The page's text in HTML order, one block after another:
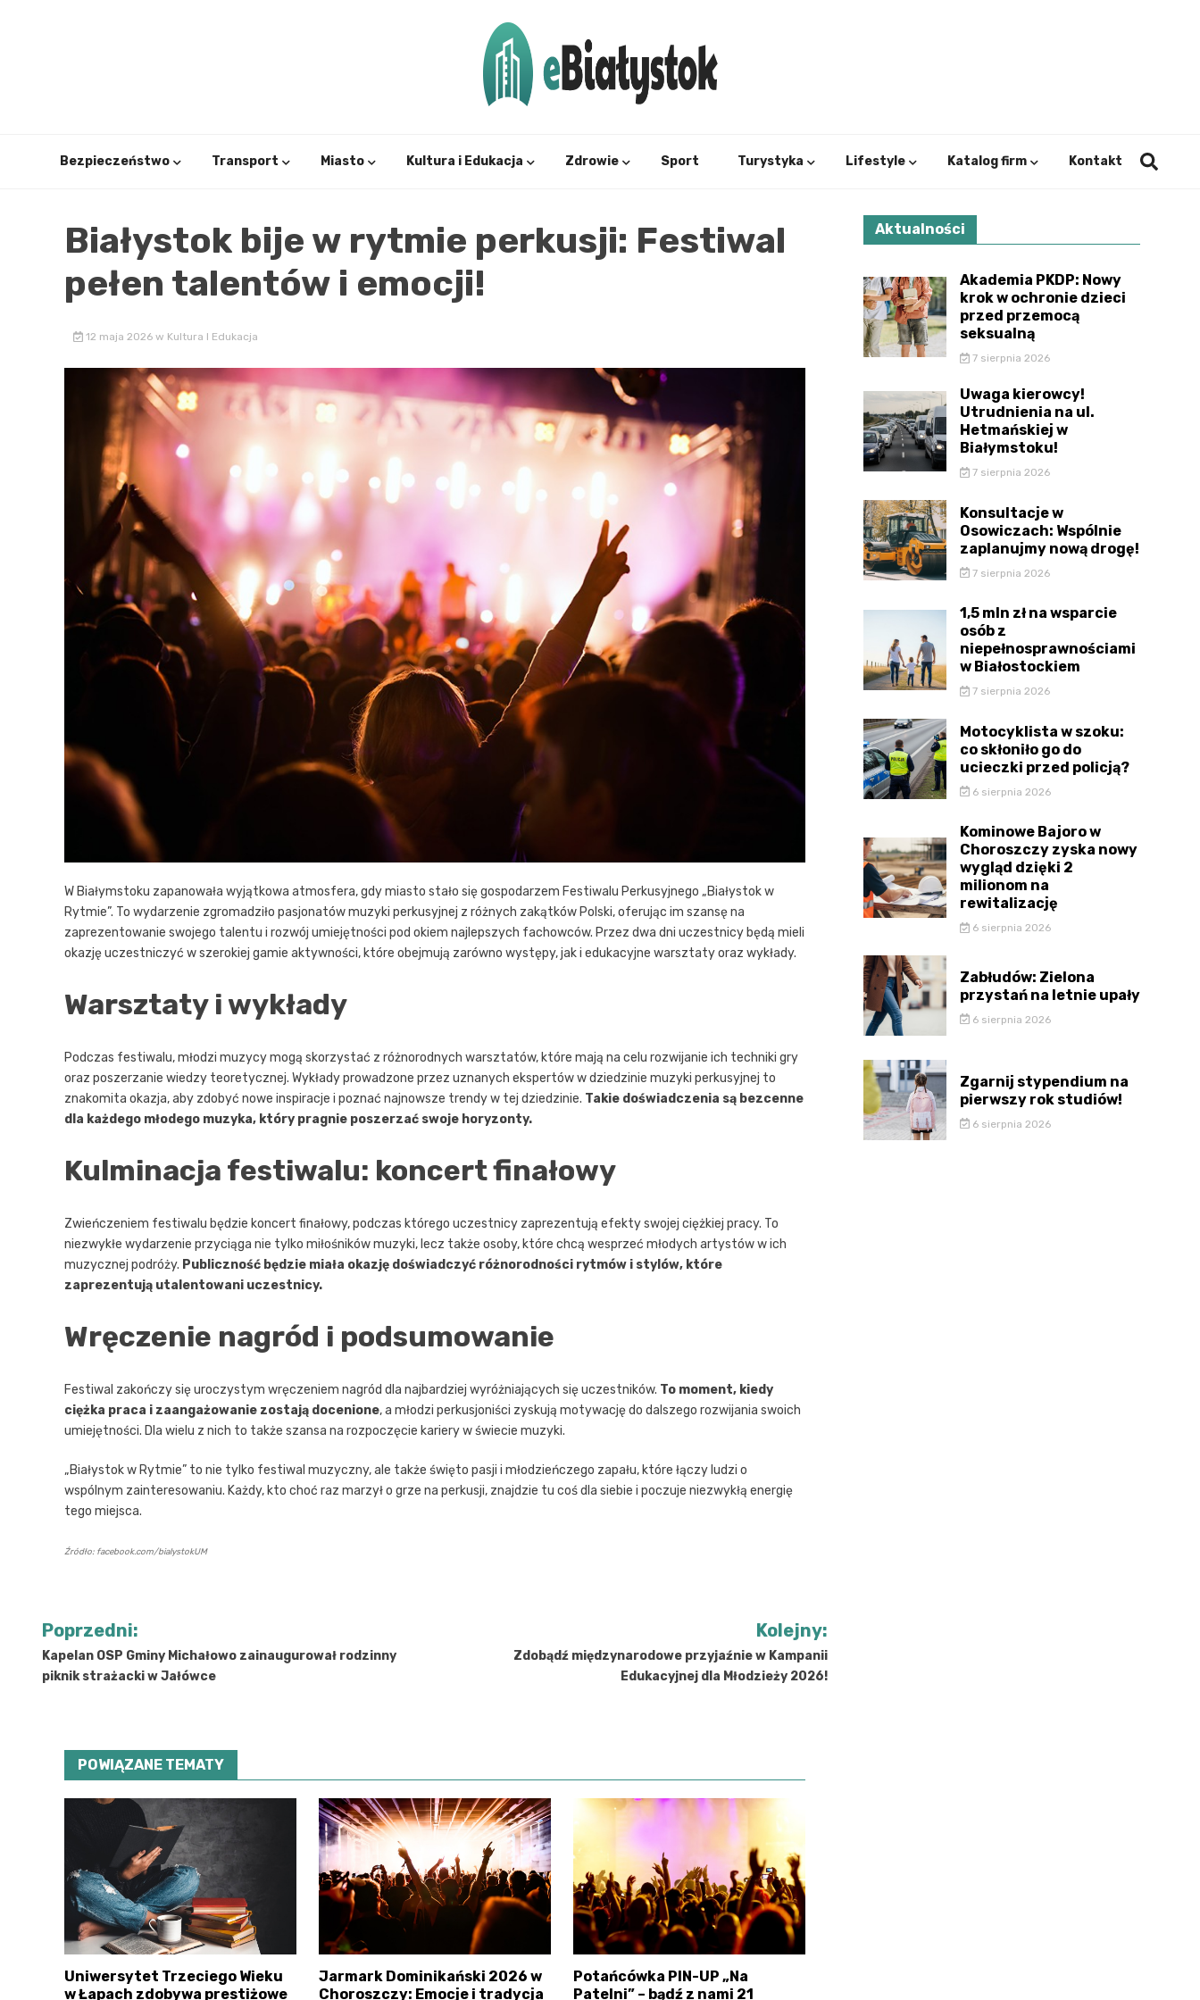
Bezpieczeństwo Transport Miasto Kultura i Edukacja Zdrowie Sport Turystyka Lifestyle Katalog firm Kontakt
Białystok bije w rytmie perkusji: Festiwal
pełen talentów i emocji!
12 maja 2026 w Kultura I Edukacja
W Białymstoku zapanowała wyjątkowa atmosfera, gdy miasto stało się gospodarzem Festiwalu Perkusyjnego „Białystok w
Rytmie”. To wydarzenie zgromadziło pasjonatów muzyki perkusyjnej z różnych zakątków Polski, oferując im szansę na
zaprezentowanie swojego talentu i rozwój umiejętności pod okiem najlepszych fachowców. Przez dwa dni uczestnicy będą mieli
okazję uczestniczyć w szerokiej gamie aktywności, które obejmują zarówno występy, jak i edukacyjne warsztaty oraz wykłady.
Warsztaty i wykłady
Podczas festiwalu, młodzi muzycy mogą skorzystać z różnorodnych warsztatów, które mają na celu rozwijanie ich techniki gry
oraz poszerzanie wiedzy teoretycznej. Wykłady prowadzone przez uznanych ekspertów w dziedzinie muzyki perkusyjnej to
znakomita okazja, aby zdobyć nowe inspiracje i poznać najnowsze trendy w tej dziedzinie. Takie doświadczenia są bezcenne
dla każdego młodego muzyka, który pragnie poszerzać swoje horyzonty.
Kulminacja festiwalu: koncert finałowy
Zwieńczeniem festiwalu będzie koncert finałowy, podczas którego uczestnicy zaprezentują efekty swojej ciężkiej pracy. To
niezwykłe wydarzenie przyciąga nie tylko miłośników muzyki, lecz także osoby, które chcą wesprzeć młodych artystów w ich
muzycznej podróży. Publiczność będzie miała okazję doświadczyć różnorodności rytmów i stylów, które
zaprezentują utalentowani uczestnicy.
Wręczenie nagród i podsumowanie
Festiwal zakończy się uroczystym wręczeniem nagród dla najbardziej wyróżniających się uczestników. To moment, kiedy
ciężka praca i zaangażowanie zostają docenione, a młodzi perkusjoniści zyskują motywację do dalszego rozwijania swoich
umiejętności. Dla wielu z nich to także szansa na rozpoczęcie kariery w świecie muzyki.
„Białystok w Rytmie” to nie tylko festiwal muzyczny, ale także święto pasji i młodzieńczego zapału, które łączy ludzi o
wspólnym zainteresowaniu. Każdy, kto choć raz marzył o grze na perkusji, znajdzie tu coś dla siebie i poczuje niezwykłą energię
tego miejsca.
Źródło: facebook.com/bialystokUM
Nawigacja
wpisu
Poprzedni:
Kapelan OSP Gminy Michałowo zainaugurował rodzinny
piknik strażacki w Jałówce
Kolejny:
Zdobądź międzynarodowe przyjaźnie w Kampanii
Edukacyjnej dla Młodzieży 2026!
POWIĄZANE TEMATY
Uniwersytet Trzeciego Wieku
w Łapach zdobywa prestiżowe
Jarmark Dominikański 2026 w
Choroszczy: Emocje i tradycja
Potańcówka PIN-UP „Na
Patelni” – bądź z nami 21
Aktualności
Akademia PKDP: Nowy
krok w ochronie dzieci
przed przemocą
seksualną
7 sierpnia 2026
Uwaga kierowcy!
Utrudnienia na ul.
Hetmańskiej w
Białymstoku!
7 sierpnia 2026
Konsultacje w
Osowiczach: Wspólnie
zaplanujmy nową drogę!
7 sierpnia 2026
1,5 mln zł na wsparcie
osób z
niepełnosprawnościami
w Białostockiem
7 sierpnia 2026
Motocyklista w szoku:
co skłoniło go do
ucieczki przed policją?
6 sierpnia 2026
Kominowe Bajoro w
Choroszczy zyska nowy
wygląd dzięki 2
milionom na
rewitalizację
6 sierpnia 2026
Zabłudów: Zielona
przystań na letnie upały
6 sierpnia 2026
Zgarnij stypendium na
pierwszy rok studiów!
6 sierpnia 2026